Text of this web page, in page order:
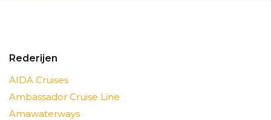
Rederijen
AIDA Cruises
Ambassador Cruise Line
Amawaterways